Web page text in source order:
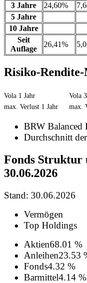
3 Jahre
24,60%
5 Jahre
10 Jahre
Seit
Auflage
26,41%
Risiko-
Vola 1 Jahr
Vola
max. Verlust 1 Jahr
max.
BRW Balanced
Durchschnitt
Fonds Struktur
30.06.2026
Stand: 30.06.2026
Vermögen
Top Holdings
Aktien68.01 %
Anleihen23.53
Fonds4.32 %
Barmittel4.14 %